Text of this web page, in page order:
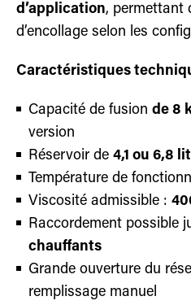
d’application, permettant
d’encollage selon les
Caractéristiques
Capacité de fusion de 8
version
Réservoir de 4,1 ou 6,8
Température de
Viscosité admissible :
Raccordement possible
chauffants
Grande ouverture du
remplissage manuel